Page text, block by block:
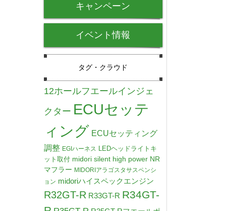
キャンペーン
イベント情報
タグ・クラウド
12ホールフエールインジェ
クター ECUセッテ
ィング ECUセッティング
調整 EGIハーネス LEDヘッドライトキ
ット取付 midori silent high power NR
マフラー MIDORIアラゴスタサスペンシ
ョン midoriハイスペックエンジン
R32GT-R R33GT-R R34GT-